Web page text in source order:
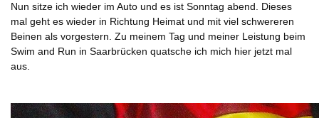
Nun sitze ich wieder im Auto und es ist Sonntag abend. Dieses
mal geht es wieder in Richtung Heimat und mit viel schwereren
Beinen als vorgestern. Zu meinem Tag und meiner Leistung beim
Swim and Run in Saarbrücken quatsche ich mich hier jetzt mal
aus.